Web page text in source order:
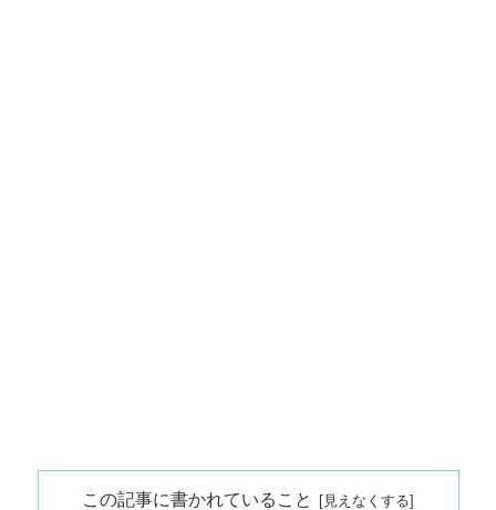
この記事に書かれていること